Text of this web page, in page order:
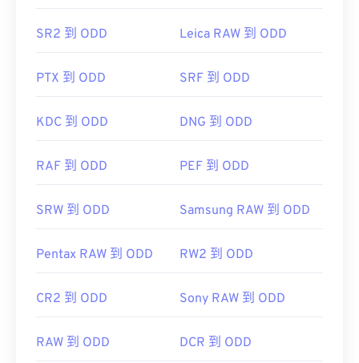
開發者： CDisplay
實用程式碼>
Book-Format"
Book-Format
SR2 到 ODD Leica RAW 到 ODD
PTX 到 ODD SRF 到 ODD
KDC 到 ODD DNG 到 ODD
RAF 到 ODD PEF 到 ODD
SRW 到 ODD Samsung RAW 到 ODD
Pentax RAW 到 ODD RW2 到 ODD
CR2 到 ODD Sony RAW 到 ODD
RAW 到 ODD DCR 到 ODD